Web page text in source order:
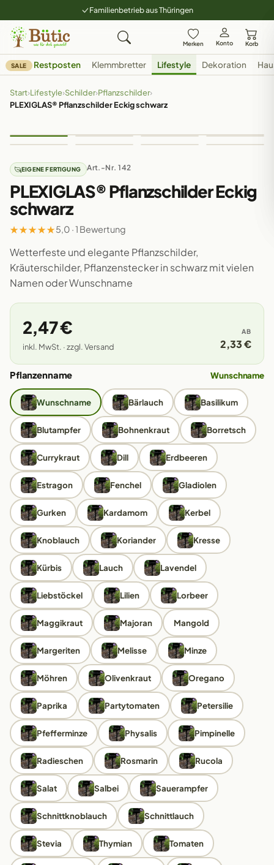
Familienbetrieb aus Thüringen
Merken Konto Korb
SALE Restposten Klemmbretter Lifestyle Dekoration
Start›Lifestyle›Schilder›Pflanzschilder›
PLEXIGLAS® Pflanzschilder Eckig schwarz
EIGENE FERTIGUNG Art.-Nr. 142
PLEXIGLAS® Pflanzschilder Eckig
schwarz
★★★★★5,0 · 1 Bewertung
Wetterfeste und elegante Pflanzschilder,
Kräuterschilder, Pflanzenstecker in schwarz mit vielen
Namen oder Wunschname
2,47 €
inkl. MwSt. · zzgl. Versand
AB
2,33 €
Pflanzenname Wunschname
Wunschname Bärlauch Basilikum
Blutampfer Bohnenkraut Borretsch
Currykraut Dill Erdbeeren
Estragon Fenchel Gladiolen
Gurken Kardamom Kerbel
Knoblauch Koriander Kresse
Kürbis Lauch Lavendel
Liebstöckel Lilien Lorbeer
Maggikraut Majoran Mangold
Margeriten Melisse Minze
Möhren Olivenkraut Oregano
Paprika Partytomaten Petersilie
Pfefferminze Physalis Pimpinelle
Radieschen Rosmarin Rucola
Salat Salbei Sauerampfer
Schnittknoblauch Schnittlauch
Stevia Thymian Tomaten